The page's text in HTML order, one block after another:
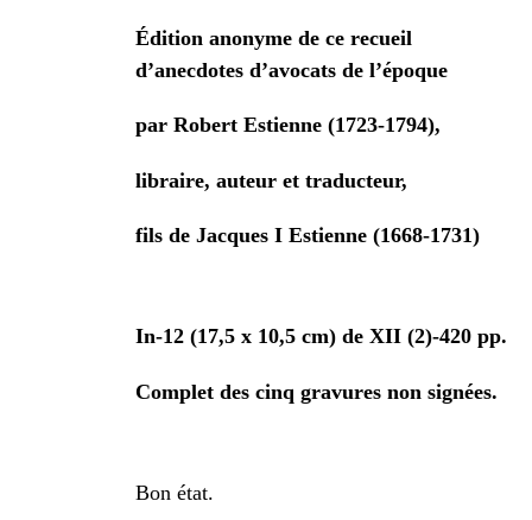
Édition anonyme de ce recueil
d’anecdotes d’avocats de l’époque
par Robert Estienne (1723-1794),
libraire, auteur et traducteur,
fils de Jacques I Estienne (1668-1731)
In-12 (17,5 x 10,5 cm) de XII (2)-420 pp.
Complet des cinq gravures non signées.
Bon état.